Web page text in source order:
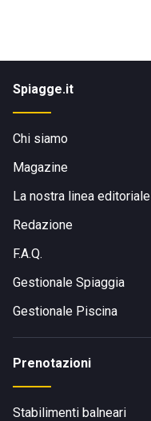
Spiagge.it
Chi siamo
Magazine
La nostra linea editoriale
Redazione
F.A.Q.
Gestionale Spiaggia
Gestionale Piscina
Prenotazioni
Stabilimenti balneari